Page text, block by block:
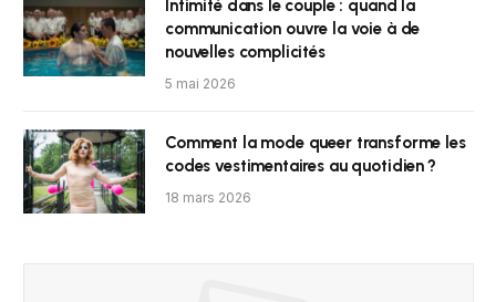
Intimité dans le couple : quand la
communication ouvre la voie à de
nouvelles complicités
5 mai 2026
Comment la mode queer transforme les
codes vestimentaires au quotidien ?
18 mars 2026